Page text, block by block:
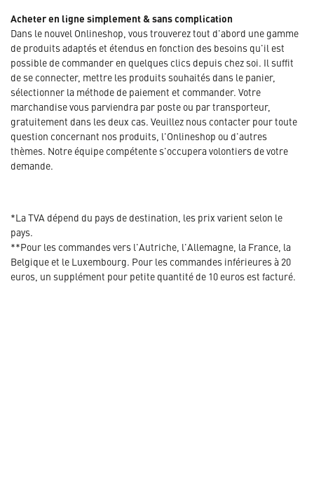
Acheter en ligne simplement & sans complication
Dans le nouvel Onlineshop, vous trouverez tout d'abord une gamme
de produits adaptés et étendus en fonction des besoins qu'il est
possible de commander en quelques clics depuis chez soi. Il suffit
de se connecter, mettre les produits souhaités dans le panier,
sélectionner la méthode de paiement et commander. Votre
marchandise vous parviendra par poste ou par transporteur,
gratuitement dans les deux cas. Veuillez nous contacter pour toute
question concernant nos produits, l'Onlineshop ou d'autres
thèmes. Notre équipe compétente s'occupera volontiers de votre
demande.
*La TVA dépend du pays de destination, les prix varient selon le
pays.
**Pour les commandes vers l'Autriche, l'Allemagne, la France, la
Belgique et le Luxembourg. Pour les commandes inférieures à 20
euros, un supplément pour petite quantité de 10 euros est facturé.